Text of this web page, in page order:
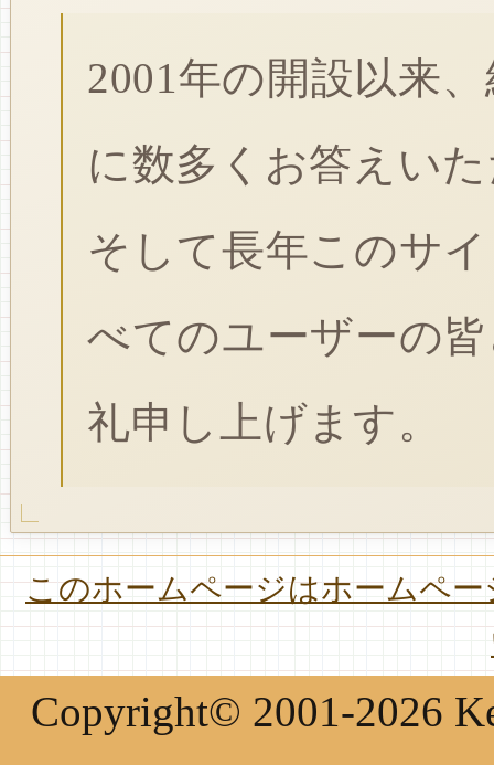
2001年の開設以来
に数多くお答えい
そして長年このサ
べてのユーザーの
礼申し上げます。
このホームページはホームペ
Copyright© 2001-2026